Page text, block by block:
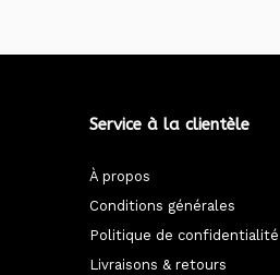
Service à la clientèle
À propos
Conditions générales
Politique de confidentialité
Livraisons & retours